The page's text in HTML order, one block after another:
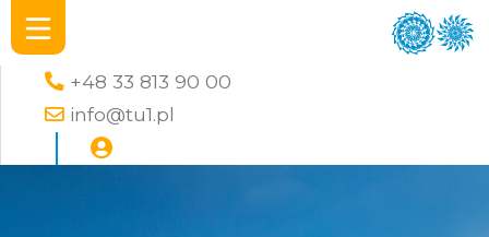
+48 33 813 90 00
info@tu1.pl